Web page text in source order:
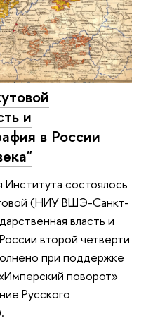
и
в России
состоялось
(НИУ ВШЭ-Санкт-
власть и
второй четверти
при поддержке
поворот»
Русского